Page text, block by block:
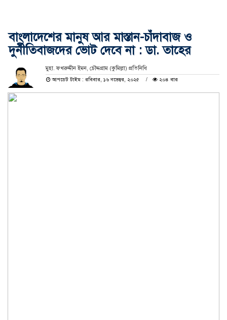
বাংলাদেশের মানুষ আর মাস্তান-চাঁদাবাজ ও
দুর্নীতিবাজদের ভোট দেবে না : ডা. তাহের
মুহা. ফখরুদ্দীন ইমন, চৌদ্দগ্রাম (কুমিল্লা) প্রতিনিধি
আপডেট টাইম : রবিবার, ১৬ নভেম্বর, ২০২৫
২০৪ বার